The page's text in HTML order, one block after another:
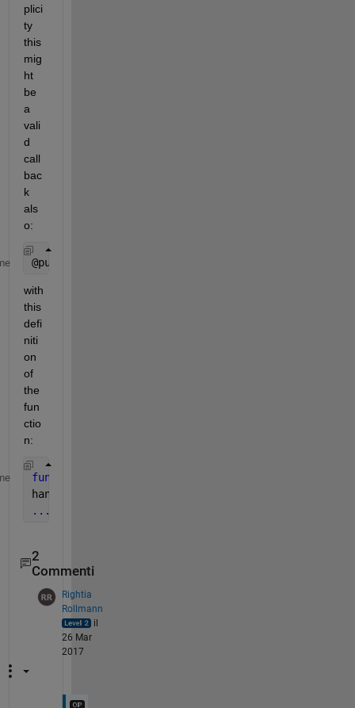
plici
ty
this
mig
ht
be
a
vali
d
call
bac
k
als
o:
@pushbutton1_Callback
with
this
defi
niti
on
of
the
fun
ctio
n:
function
handles = guidata(hObject);
...
2
Commenti
Rightia
Rollmann
il
26 Mar
2017